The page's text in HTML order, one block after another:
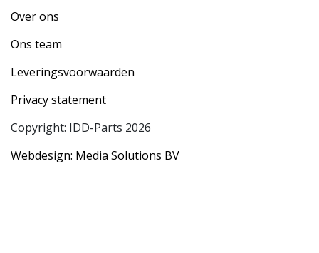
Over ons
Ons team
Leveringsvoorwaarden
Privacy statement
Copyright: IDD-Parts 2026
Webdesign: Media Solutions BV